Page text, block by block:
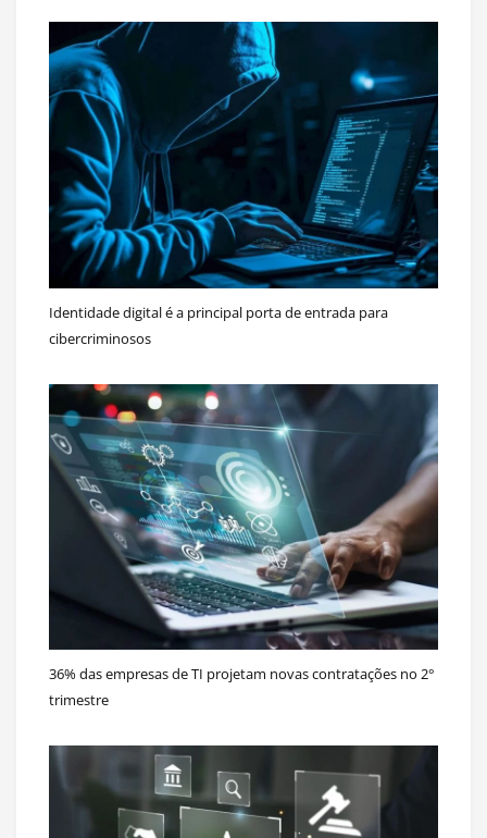
Identidade digital é a principal porta de entrada para
cibercriminosos
36% das empresas de TI projetam novas contratações no 2°
trimestre